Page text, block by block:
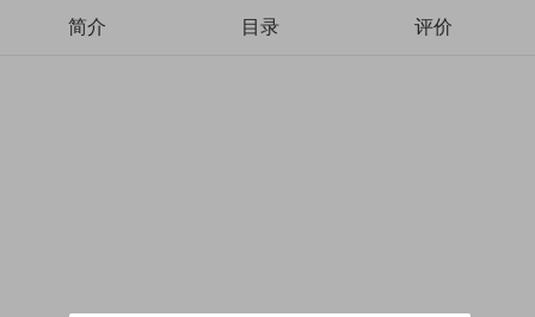
简介 目录 评价